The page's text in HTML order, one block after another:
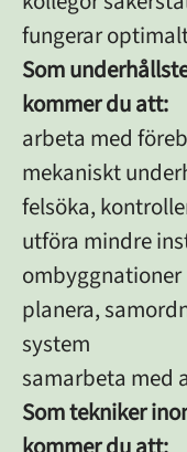
fungerar
Som
kommer du att:
arbeta med
mekaniskt
felsöka,
utföra mindre
ombyggnationer
planera,
system
samarbeta med
Som tekniker